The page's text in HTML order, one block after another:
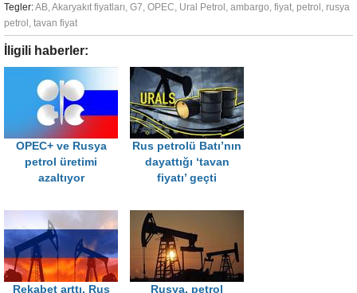
Tegler:AB Akaryakıt fiyatları G7 OPEC Ural Petrol ambargo fiyat petrol rusya
petrol tavan fiyat
İligili haberler:
OPEC+ ve Rusya
petrol üretimi
azaltıyor
Rus petrolü Batı’nın
dayattığı ‘tavan
fiyatı’ geçti
Rekabet arttı, Rus Rusya, petrol